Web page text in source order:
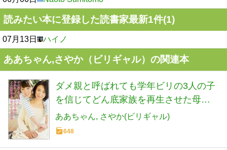
読みたい本に登録した読書家最新1件(1)
07月13日 ハイノ
ああちゃん,さやか（ビリギャル）の関連本
ダメ親と呼ばれても学年ビリの3人の子
を信じてどん底家族を再生させた母の
話
ああちゃん さやか(ビリギャル)
648